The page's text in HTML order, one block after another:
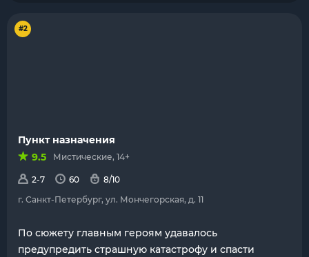
#2
Пункт назначения
9.5
Мистические, 14+
2-7 60
8/10
г. Санкт-Петербург, ул. Мончегорская, д. 11
По сюжету главным героям удавалось
предупредить страшную катастрофу и спасти